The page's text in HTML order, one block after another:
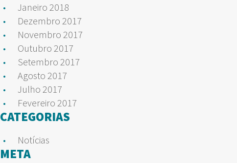
Janeiro 2018
Dezembro 2017
Novembro 2017
Outubro 2017
Setembro 2017
Agosto 2017
Julho 2017
Fevereiro 2017
CATEGORIAS
Notícias
META